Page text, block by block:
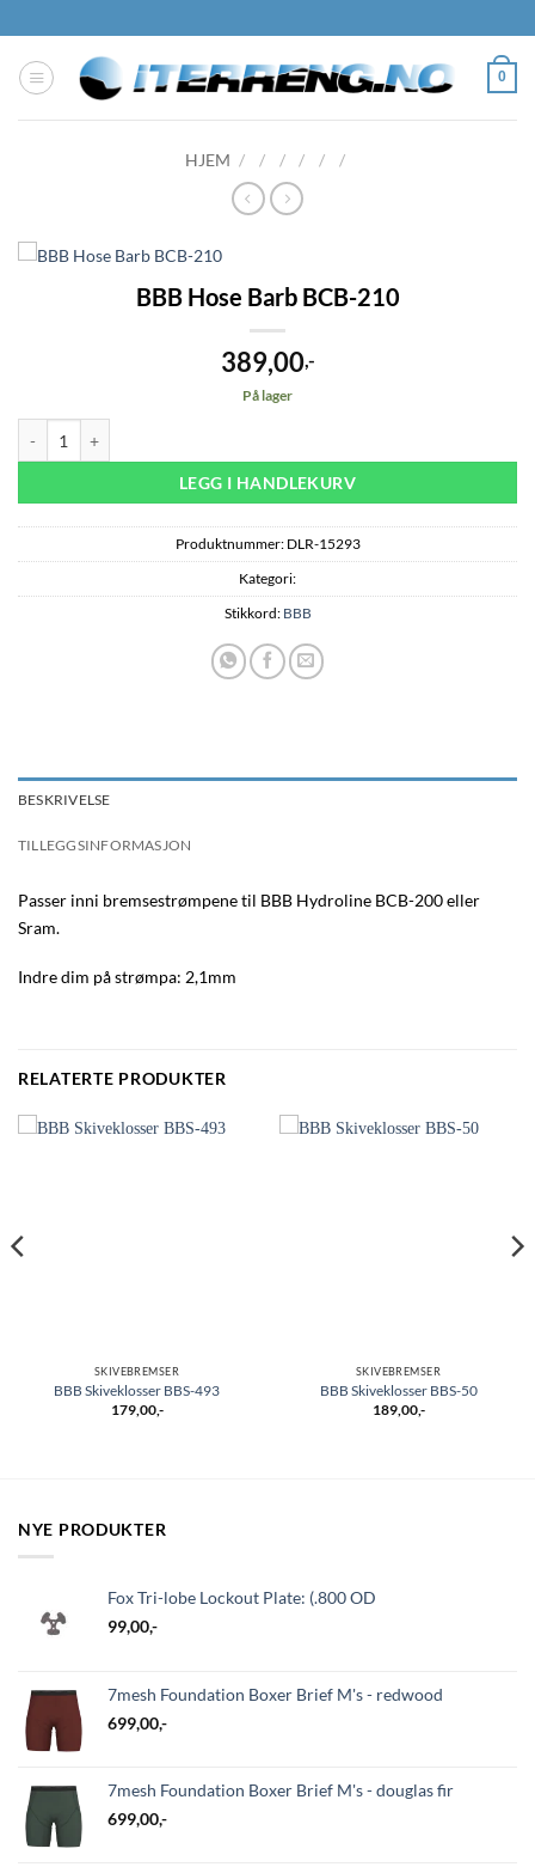
to
content
0
HJEM / / / / / /
BBB Hose Barb BCB-210
389,00,-
På lager
LEGG I HANDLEKURV
Produktnummer: DLR-15293
Kategori:
Stikkord: BBB
BESKRIVELSE
TILLEGGSINFORMASJON
Passer inni bremsestrømpene til BBB Hydroline BCB-200 eller
Sram.
Indre dim på strømpa: 2,1mm
RELATERTE PRODUKTER
SKIVEBREMSER
BBB Skiveklosser BBS-493
179,00,-
SKIVEBREMSER
BBB Skiveklosser BBS-50
189,00,-
NYE PRODUKTER
Fox Tri-lobe Lockout Plate: (.800 OD
99,00,-
7mesh Foundation Boxer Brief M's - redwood
699,00,-
7mesh Foundation Boxer Brief M's - douglas fir
699,00,-